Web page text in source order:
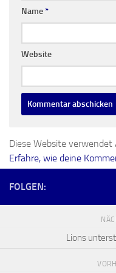
Name*
Website
Diese Website verwendet
Erfahre, wie deine
FOLGEN:
Lions